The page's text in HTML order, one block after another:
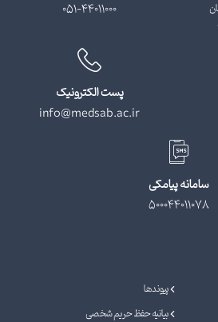
051-44011000
پست الکترونیک
info@medsab.ac.ir
سامانه پیامکی
500044011078
پیوندها
بیانیه حفظ حریم شخصی